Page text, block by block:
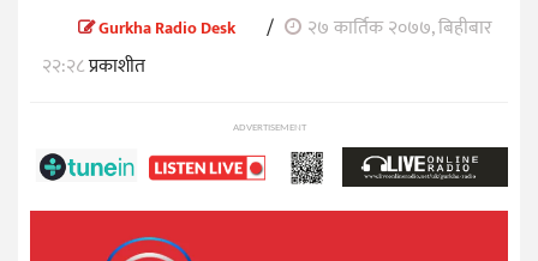
Gurkha Radio Desk /
२७ कार्तिक २०७७, बिहीबार
२२:२८प्रकाशीत
ADVERTISEMENT